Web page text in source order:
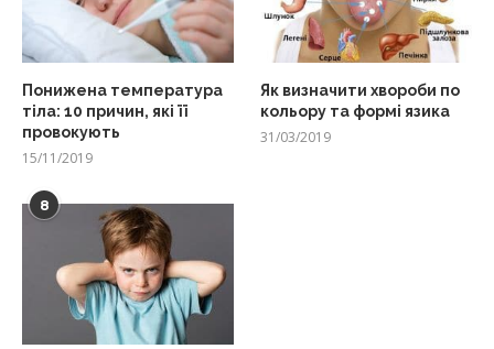
Понижена температура
тіла: 10 причин, які її
провокують
15/11/2019
Як визначити хвороби по
кольору та формі язика
31/03/2019
8